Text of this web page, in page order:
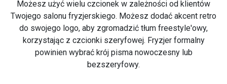
Możesz użyć wielu czcionek w zależności od klientów
Twojego salonu fryzjerskiego. Możesz dodać akcent retro
do swojego logo, aby zgromadzić tłum freestyle'owy,
korzystając z czcionki szeryfowej. Fryzjer formalny
powinien wybrać krój pisma nowoczesny lub
bezszeryfowy.